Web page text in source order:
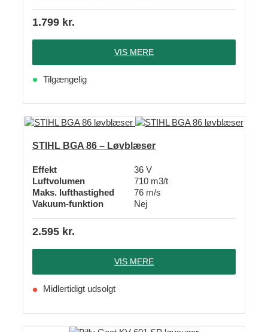
1.799 kr.
VIS MERE
Tilgængelig
STIHL BGA 86 – Løvblæser
Effekt
36 V
Luftvolumen
710 m3/t
Maks. lufthastighed
76 m/s
Vakuum-funktion
Nej
2.595 kr.
VIS MERE
Midlertidigt udsolgt